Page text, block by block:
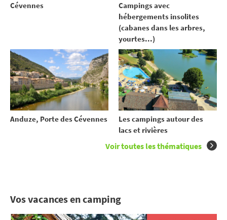
Cévennes
Campings avec
hébergements insolites
(cabanes dans les arbres,
yourtes...)
Anduze, Porte des Cévennes
Les campings autour des
lacs et rivières
Voir toutes les thématiques
Vos vacances en camping